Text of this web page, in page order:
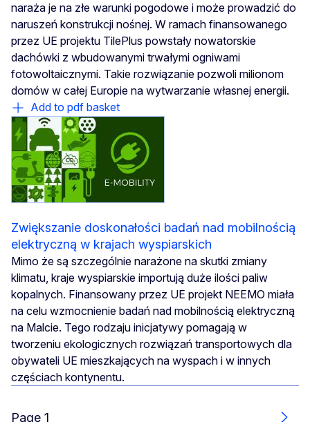
naraża je na złe warunki pogodowe i może prowadzić do
naruszeń konstrukcji nośnej. W ramach finansowanego
przez UE projektu TilePlus powstały nowatorskie
dachówki z wbudowanymi trwałymi ogniwami
fotowoltaicznymi. Takie rozwiązanie pozwoli milionom
domów w całej Europie na wytwarzanie własnej energii.
Add to pdf basket
Zwiększanie doskonałości badań nad mobilnością
elektryczną w krajach wyspiarskich
Mimo że są szczególnie narażone na skutki zmiany
klimatu, kraje wyspiarskie importują duże ilości paliw
kopalnych. Finansowany przez UE projekt NEEMO miała
na celu wzmocnienie badań nad mobilnością elektryczną
na Malcie. Tego rodzaju inicjatywy pomagają w
tworzeniu ekologicznych rozwiązań transportowych dla
obywateli UE mieszkających na wyspach i w innych
częściach kontynentu.
Page 1